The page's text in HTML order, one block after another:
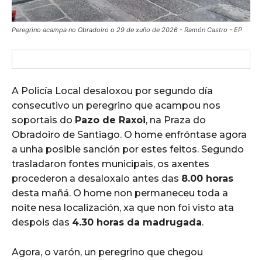
Peregrino acampa no Obradoiro o 29 de xuño de 2026 - Ramón Castro - EP
A Policía Local desaloxou por segundo día
consecutivo un peregrino que acampou nos
soportais do Pazo de Raxoi, na Praza do
Obradoiro de Santiago. O home enfróntase agora
a unha posible sanción por estes feitos. Segundo
trasladaron fontes municipais, os axentes
procederon a desaloxalo antes das 8.00 horas
desta mañá. O home non permaneceu toda a
noite nesa localización, xa que non foi visto ata
despois das 4.30 horas da madrugada.
Agora, o varón, un peregrino que chegou